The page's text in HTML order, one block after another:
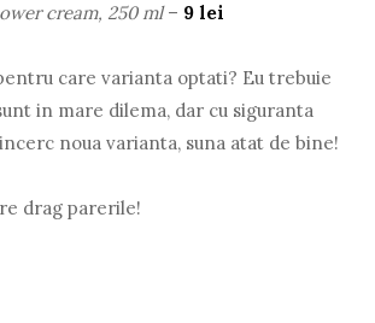
cream, 250 ml– 9 lei
care varianta optati? Eu trebuie
in mare dilema, dar cu siguranta
noua varianta, suna atat de bine!
drag parerile!